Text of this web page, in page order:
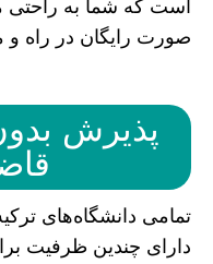
است که شما به راحتی
صورت رایگان در راه و
پذیرش
تمامی دانشگاه‌های
دارای چندین ظرفیت